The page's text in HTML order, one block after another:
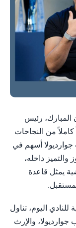
المبارك، رئيس
من النجاحات
جوارديولا أسهم في
والتميز داخله،
يمثل قاعدة
اليوم، تناول
جوارديولا، والإرث